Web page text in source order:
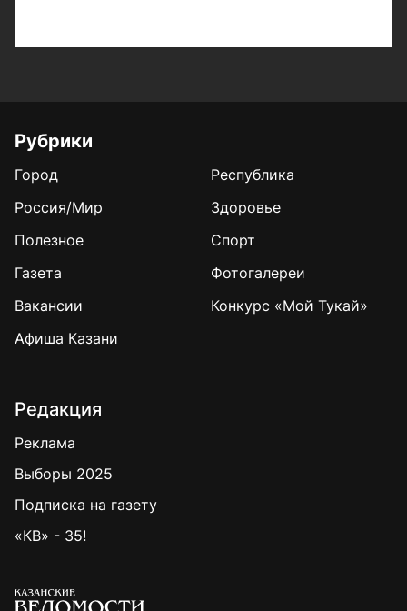
Рубрики
Город
Республика
Россия/Мир
Здоровье
Полезное
Спорт
Газета
Фотогалереи
Вакансии
Конкурс «Мой Тукай»
Афиша Казани
Редакция
Реклама
Выборы 2025
Подписка на газету
«КВ» - 35!